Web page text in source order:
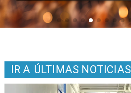
IR A ÚLTIMAS NOTICIAS